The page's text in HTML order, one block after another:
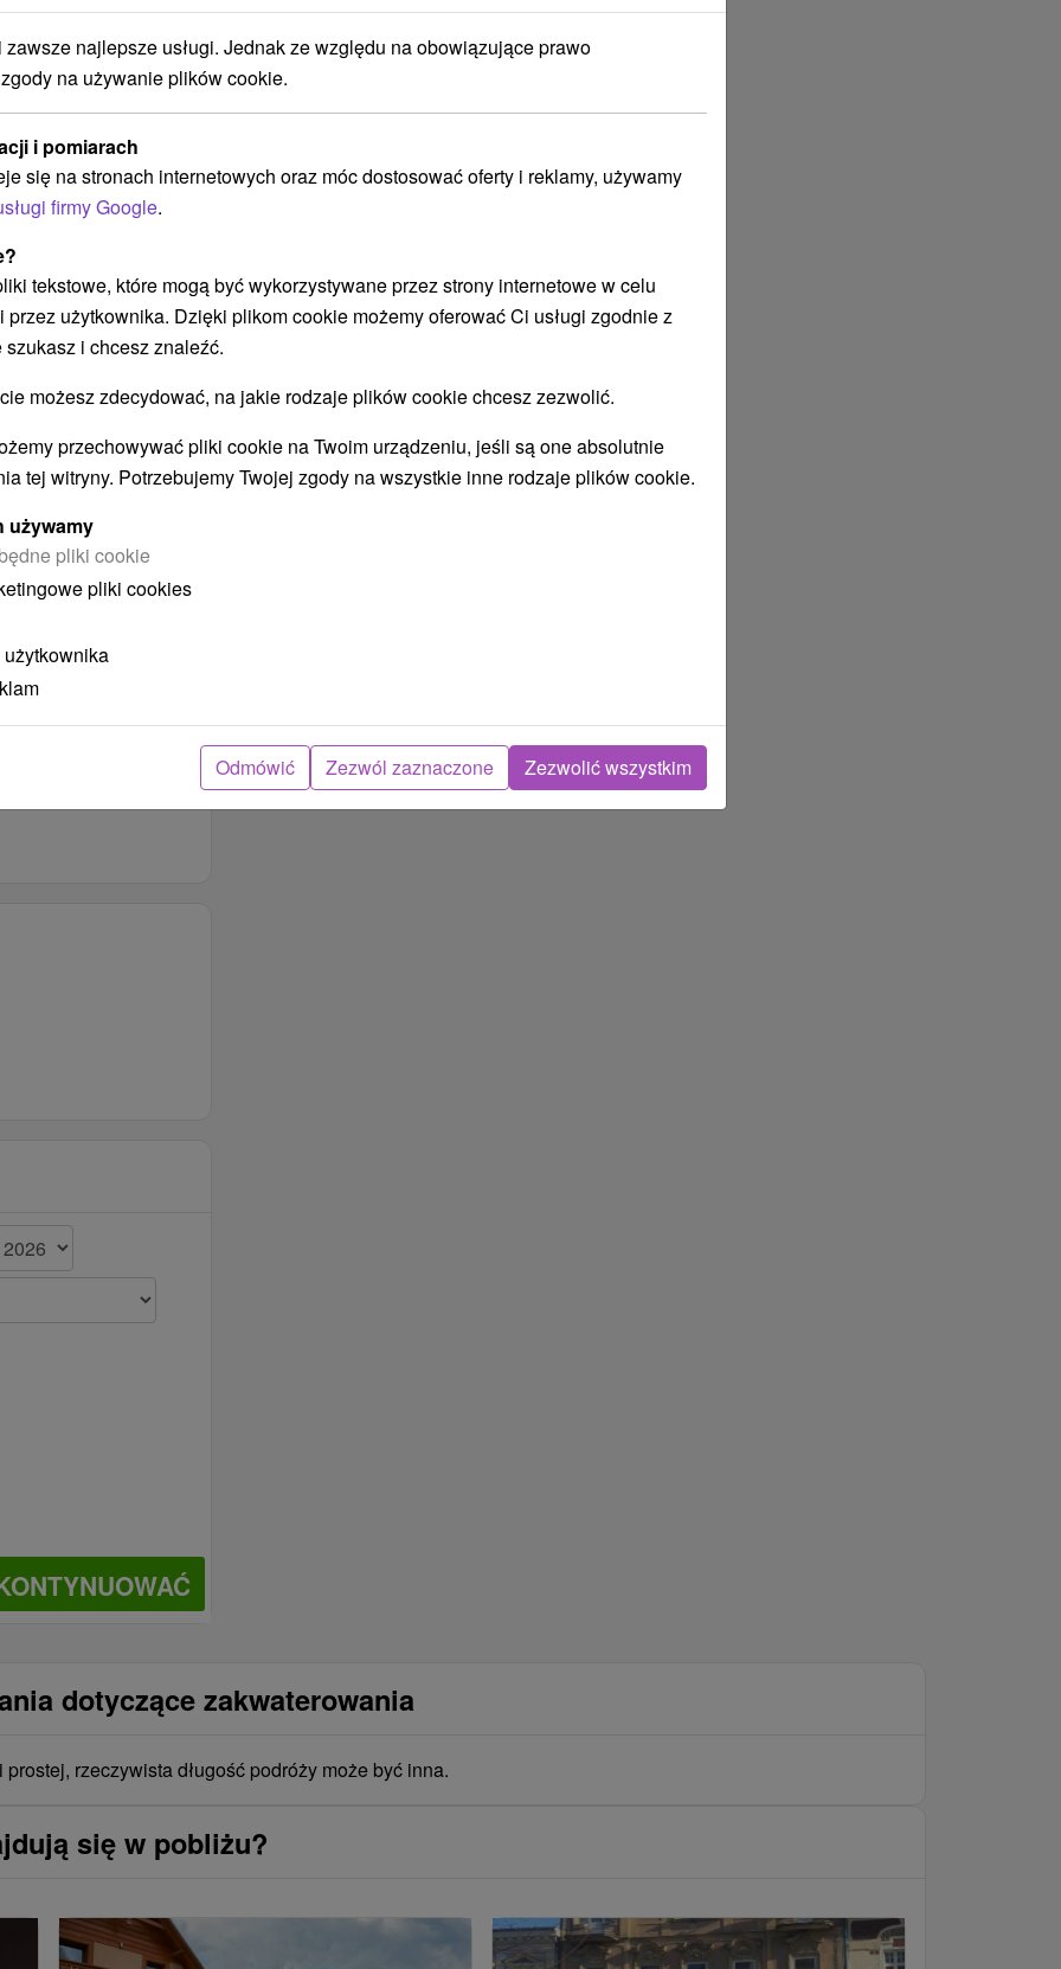
Pre dvoch
ZAKWATEROWANIE
JEST
ODPOWIEDNIE DLA
Na letnú dovolenku
Na zimnú dovolenku
Na leto 2022
LOKALIZACJA
OBIEKTU
V obci / v meste
POPRAW
POŁOŻENIE
OBIEKTU
V centre mesta
MAKSYMALNA
POJEMNOŚĆ
dotyczące zakwaterowania
rzeczywista długość podróży może być inna.
się w pobliżu?
najlepsze usługi. Jednak ze względu na obowiązujące prawo
na używanie plików cookie.
i pomiarach
się na stronach internetowych oraz móc dostosować oferty i reklamy, używamy
firmy Google.
tekstowe, które mogą być wykorzystywane przez strony internetowe w celu
przez użytkownika. Dzięki plikom cookie możemy oferować Ci usługi zgodnie z
i chcesz znaleźć.
możesz zdecydować, na jakie rodzaje plików cookie chcesz zezwolić.
przechowywać pliki cookie na Twoim urządzeniu, jeśli są one absolutnie
tej witryny. Potrzebujemy Twojej zgody na wszystkie inne rodzaje plików cookie.
używamy
pliki cookie
pliki cookies
Odmówić Zezwól zaznaczone Zezwolić wszystkim